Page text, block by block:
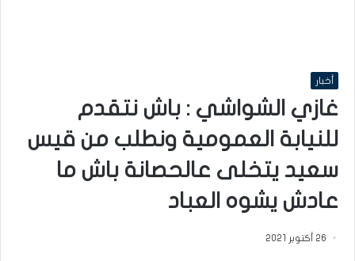
أخبار
غازي الشواشي : باش نتقدم
للنيابة العمومية ونطلب من قيس
سعيد يتخلى عالحصانة باش ما
عادش يشوه العباد
26 أكتوبر 2021